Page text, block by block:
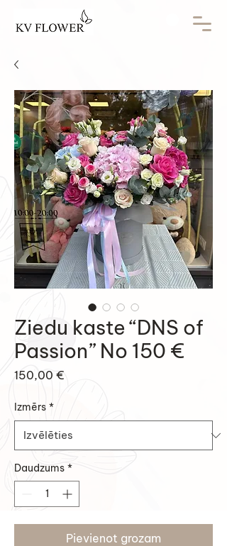
Ziedu kaste “DNS of
Passion” No 150 €
150,00 €
Izmērs *
Daudzums *
Pievienot grozam